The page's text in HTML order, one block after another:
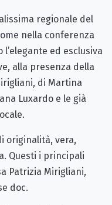
regionale del
nella conferenza
ed esclusiva
alla presenza della
di Martina
Luxardo e le già
originalità, vera,
Questi i principali
Patrizia Mirigliani,
doc.